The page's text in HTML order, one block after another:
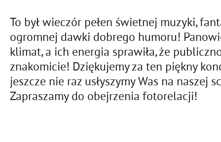
To był wieczór pełen świetnej muzyki,
ogromnej dawki dobrego humoru!
klimat, a ich energia sprawiła, że
znakomicie! Dziękujemy za ten piękny
jeszcze nie raz usłyszymy Was na naszej
Zapraszamy do obejrzenia fotorelacji!